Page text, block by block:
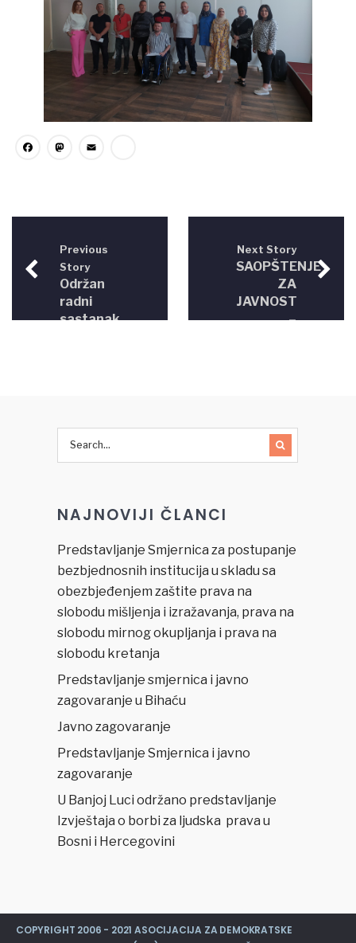
Facebook
Mastodon
Previous
Story
Održan
radni
sastanak
projekta i
Ministarstva
unutrašnjih
sanskog
Next Story
SAOPŠTENJE
ZA
JAVNOST
–
I
ADEKVATNO
KAŽNJAVANJE
GROBLJA
NAJNOVIJI ČLANCI
Predstavljanje Smjernica za postupanje
bezbjednosnih institucija u skladu sa
obezbjeđenjem zaštite prava na
slobodu mišljenja i izražavanja, prava na
slobodu mirnog okupljanja i prava na
slobodu kretanja
Predstavljanje smjernica i javno
zagovaranje u Bihaću
Javno zagovaranje
Predstavljanje Smjernica i javno
zagovaranje
U Banjoj Luci održano predstavljanje
Izvještaja o borbi za ljudska prava u
Bosni i Hercegovini
COPYRIGHT 2006 - 2021 ASOCIJACIJA ZA DEMOKRATSKE